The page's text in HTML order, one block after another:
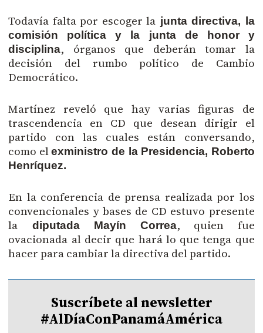
Todavía falta por escoger la junta directiva, la
comisión política y la junta de honor y
disciplina, órganos que deberán tomar la
decisión del rumbo político de Cambio
Democrático.
Martínez reveló que hay varias figuras de
trascendencia en CD que desean dirigir el
partido con las cuales están conversando,
como elexministro de la Presidencia, Roberto
Henríquez.
En la conferencia de prensa realizada por los
convencionales y bases de CD estuvo presente
la diputada Mayín Correa, quien fue
ovacionada al decir que hará lo que tenga que
hacer para cambiar la directiva del partido.
Suscríbete al newsletter
#AlDíaConPanamáAmérica